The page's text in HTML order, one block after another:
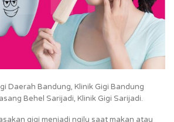
Daerah Bandung, Klinik Gigi Bandung
Behel Sarijadi, Klinik Gigi Sarijadi.
gigi menjadi ngilu saat makan atau